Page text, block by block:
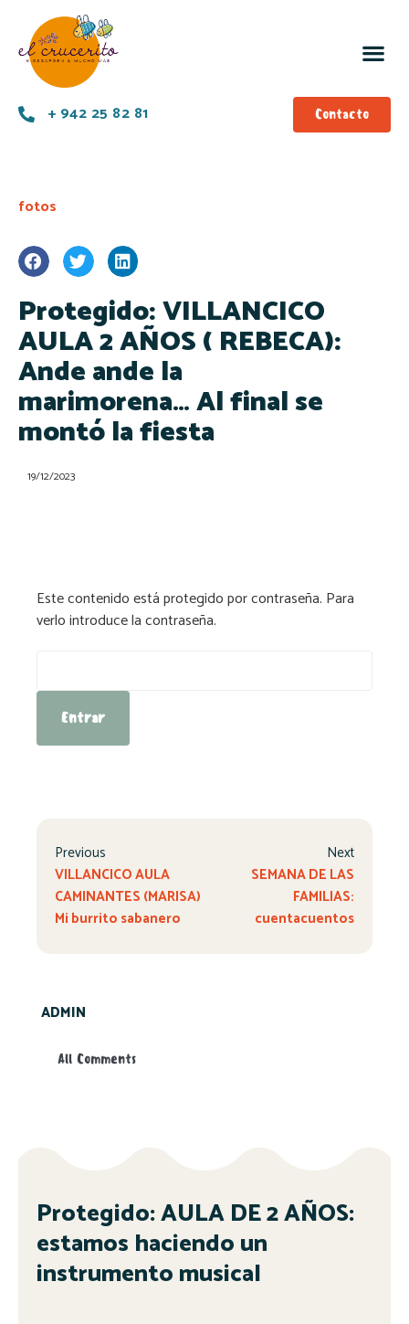
+ 942 25 82 81 Contacto
fotos
Protegido: VILLANCICO
AULA 2 AÑOS ( REBECA):
Ande ande la
marimorena… Al final se
montó la fiesta
19/12/2023
Este contenido está protegido por contraseña. Para
verlo introduce la contraseña.
Previous
VILLANCICO AULA
CAMINANTES (MARISA)
Mi burrito sabanero
Next
SEMANA DE LAS
FAMILIAS:
cuentacuentos
ADMIN
All Comments
Protegido: AULA DE 2 AÑOS:
estamos haciendo un
instrumento musical